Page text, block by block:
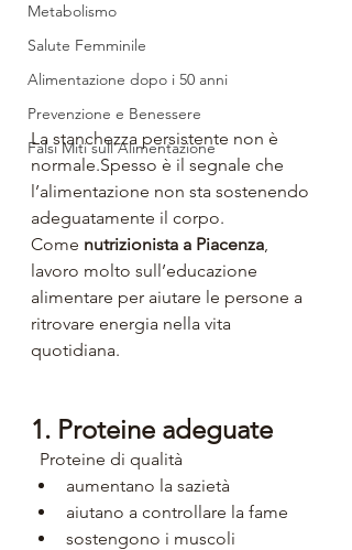
Metabolismo
Salute Femminile
Alimentazione dopo i 50 anni
Prevenzione e Benessere
Falsi Miti sull'Alimentazione
La stanchezza persistente non è
normale.Spesso è il segnale che
l’alimentazione non sta sostenendo
adeguatamente il corpo.
Come nutrizionista a Piacenza
lavoro molto sull’educazione
alimentare per aiutare le persone a
ritrovare energia nella vita
quotidiana.
1. Proteine adeguate
  Proteine di qualità
aumentano la sazietà
aiutano a controllare la fame
sostengono i muscoli